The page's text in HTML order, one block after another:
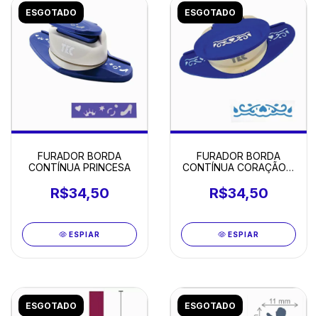
ESGOTADO
FURADOR BORDA
CONTÍNUA PRINCESA
R$34,50
ESPIAR
ESGOTADO
FURADOR BORDA
CONTÍNUA CORAÇÃO E
R$34,50
ESPIAR
ESGOTADO ESGOTADO